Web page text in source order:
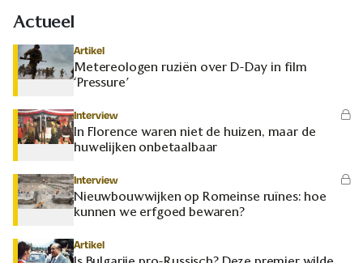
Actueel
Artikel
Metereologen ruziën over D-Day in film
‘Pressure’
Interview
In Florence waren niet de huizen, maar de
huwelijken onbetaalbaar
Interview
Nieuwbouwwijken op Romeinse ruïnes: hoe
kunnen we erfgoed bewaren?
Artikel